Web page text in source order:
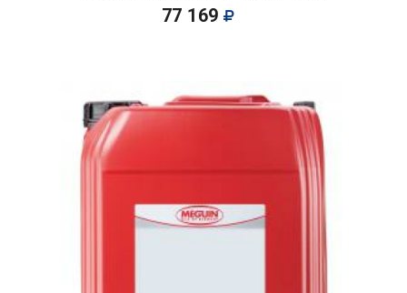
77 169